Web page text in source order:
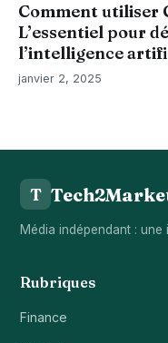
Comment utiliser
L’essentiel pour
l’intelligence
janvier 2, 2025
T
Média indépendant :
Rubriques
Finance